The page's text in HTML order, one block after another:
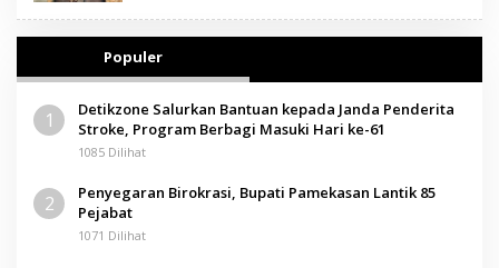
Populer
1
Detikzone Salurkan Bantuan kepada Janda Penderita
Stroke, Program Berbagi Masuki Hari ke-61
1085 Dilihat
2
Penyegaran Birokrasi, Bupati Pamekasan Lantik 85
Pejabat
1071 Dilihat